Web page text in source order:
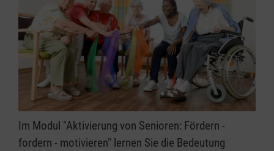
Im Modul "Aktivierung von Senioren: Fördern -
fordern - motivieren" lernen Sie die Bedeutung